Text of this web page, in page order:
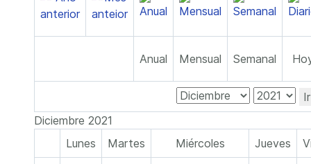
Anual Mensual Semanal
Diciembre 2021
Lunes
Martes Miércoles Jueves